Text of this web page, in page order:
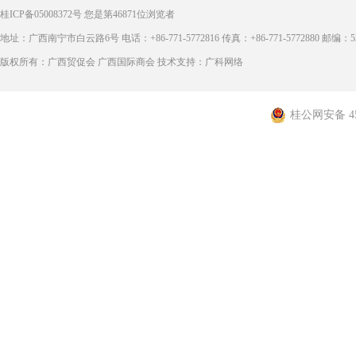
桂ICP备05008372号 您是第46871位浏览者
地址：广西南宁市白云路6号 电话：+86-771-5772816 传真：+86-771-5772880 邮编：
版权所有：广西贸促会 广西国际商会 技术支持：广科网络
桂公网安备